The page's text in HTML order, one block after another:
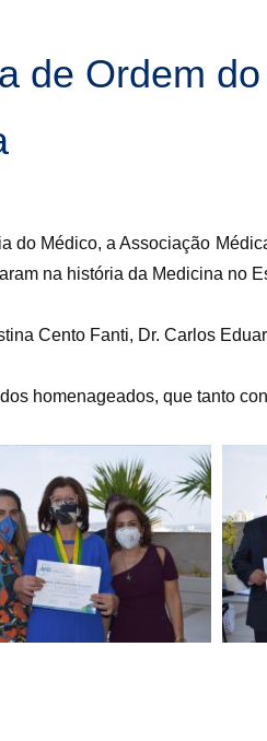
de Ordem
do Médico, a Associação
na história da Medicina no
Cento Fanti, Dr. Carlos
homenageados, que tanto